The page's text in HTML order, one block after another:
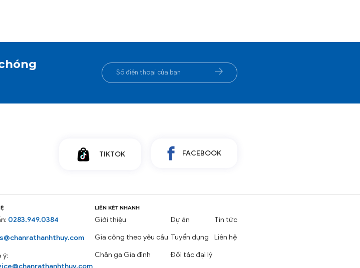
TIKTOK FACEBOOK
0283.949.0384
ý:
LIÊN KẾT NHANH
Giới thiệu
Gia công theo yêu cầu
Chăn ga Gia đình
Dự án
Tuyển dụng
Đối tác đại lý
Tin tức
Liên hệ